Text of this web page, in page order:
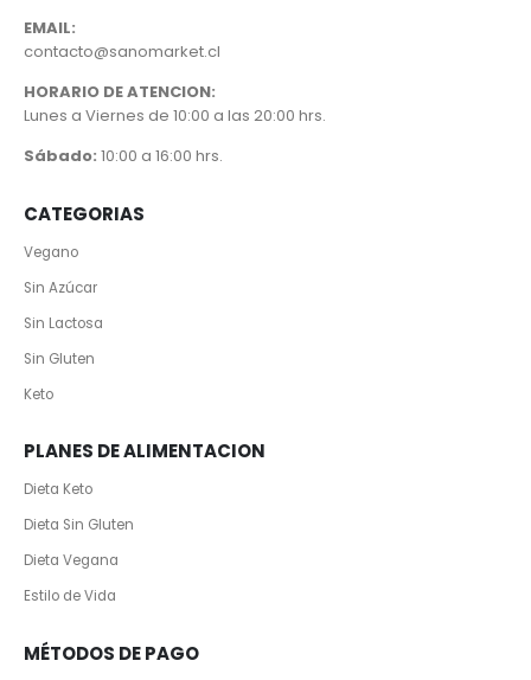
EMAIL:
contacto@sanomarket.cl
HORARIO DE ATENCION:
Lunes a Viernes de 10:00 a las 20:00 hrs.
Sábado: 10:00 a 16:00 hrs.
CATEGORIAS
Vegano
Sin Azúcar
Sin Lactosa
Sin Gluten
Keto
PLANES DE ALIMENTACION
Dieta Keto
Dieta Sin Gluten
Dieta Vegana
Estilo de Vida
MÉTODOS DE PAGO